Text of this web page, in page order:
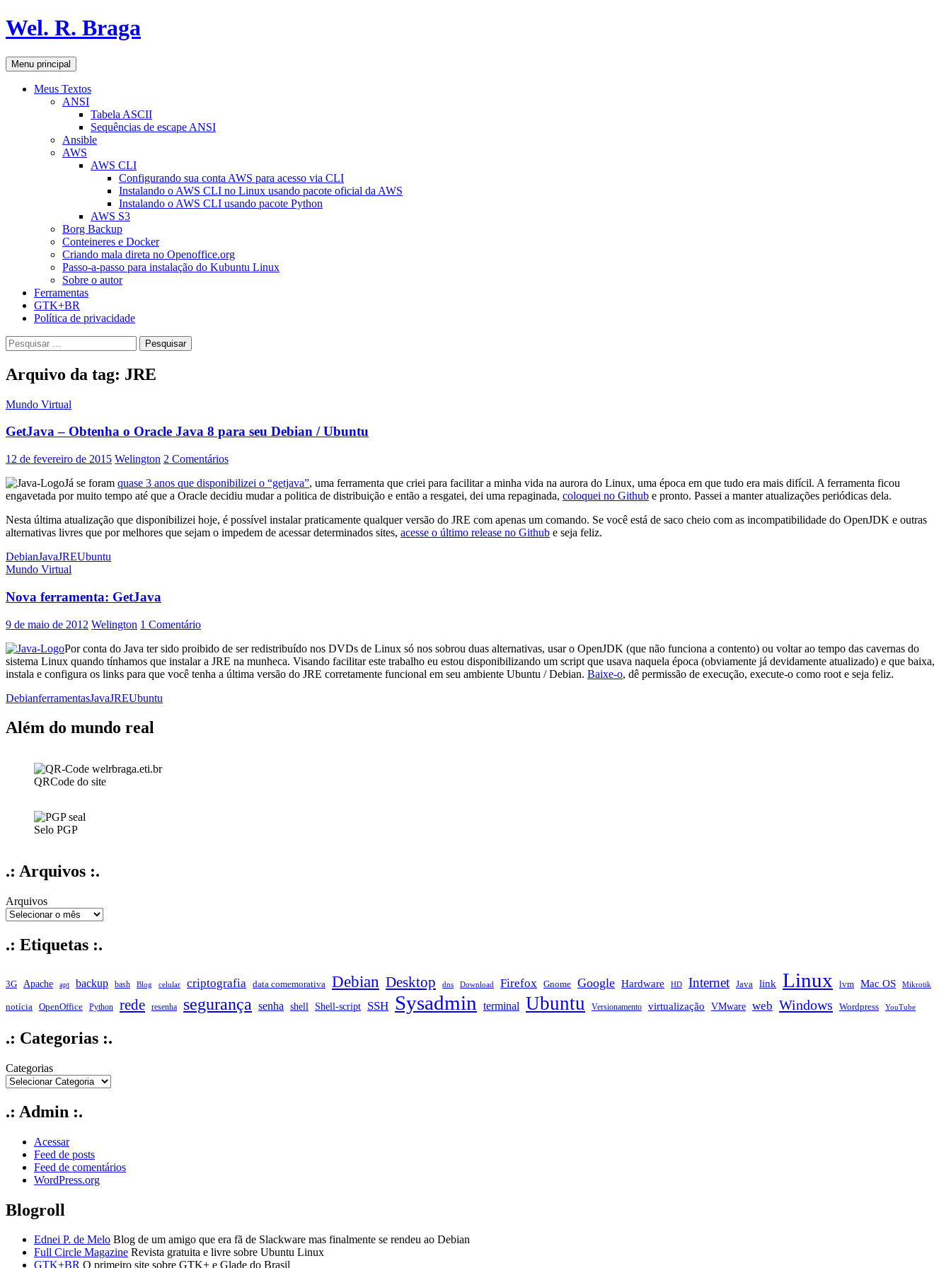
Pular
para
conteúdo
Wel. R. Braga
Pesquisar
Menu principal
Meus Textos
ANSI
Tabela ASCII
Sequências de escape ANSI
Ansible
AWS
AWS CLI
Configurando sua conta AWS para acesso via CLI
Instalando o AWS CLI no Linux usando pacote oficial da AWS
Instalando o AWS CLI usando pacote Python
AWS S3
Borg Backup
Conteineres e Docker
Criando mala direta no Openoffice.org
Passo-a-passo para instalação do Kubuntu Linux
Sobre o autor
Ferramentas
GTK+BR
Política de privacidade
Pesquisar
por:
Arquivo da tag: JRE
Mundo Virtual
GetJava – Obtenha o Oracle Java 8 para seu Debian / Ubuntu
12 de fevereiro de 2015 Welington 2 Comentários
Já se foram quase 3 anos que disponibilizei o “getjava”, uma ferramenta que criei para facilitar a minha vida na aurora do Linux, uma época em que tudo era mais difícil. A ferramenta ficou
engavetada por muito tempo até que a Oracle decidiu mudar a politica de distribuição e então a resgatei, dei uma repaginada, coloquei no Github e pronto. Passei a manter atualizações periódicas dela.
Nesta última atualização que disponibilizei hoje, é possível instalar praticamente qualquer versão do JRE com apenas um comando. Se você está de saco cheio com as incompatibilidade do OpenJDK e outras
alternativas livres que por melhores que sejam o impedem de acessar determinados sites, acesse o último release no Github e seja feliz.
DebianJavaJREUbuntu
Mundo Virtual
Nova ferramenta: GetJava
9 de maio de 2012 Welington 1 Comentário
Por conta do Java ter sido proibido de ser redistribuído nos DVDs de Linux só nos sobrou duas alternativas, usar o OpenJDK (que não funciona a contento) ou voltar ao tempo das cavernas do
sistema Linux quando tínhamos que instalar a JRE na munheca. Visando facilitar este trabalho eu estou disponibilizando um script que usava naquela época (obviamente já devidamente atualizado) e que baixa,
instala e configura os links para que você tenha a última versão do JRE corretamente funcional em seu ambiente Ubuntu / Debian. Baixe-o, dê permissão de execução, execute-o como root e seja feliz.
DebianferramentasJavaJREUbuntu
Além do mundo real
QRCode do site
Selo PGP
.: Arquivos :.
Arquivos
.: Etiquetas :.
3G Apache apt backup bash Blog celular criptografia data comemorativa Debian Desktop dns Download Firefox Gnome Google Hardware HD Internet Java link Linux lvm Mac OS Mikrotik
notícia OpenOffice Python rede resenha segurança senha shell Shell-script SSH Sysadmin terminal Ubuntu Versionamento virtualização VMware web Windows Wordpress YouTube
.: Categorias :.
Categorias
.: Admin :.
Acessar
Feed de posts
Feed de comentários
WordPress.org
Blogroll
Ednei P. de Melo Blog de um amigo que era fã de Slackware mas finalmente se rendeu ao Debian
Full Circle Magazine Revista gratuita e livre sobre Ubuntu Linux
GTK+BR O primeiro site sobre GTK+ e Glade do Brasil